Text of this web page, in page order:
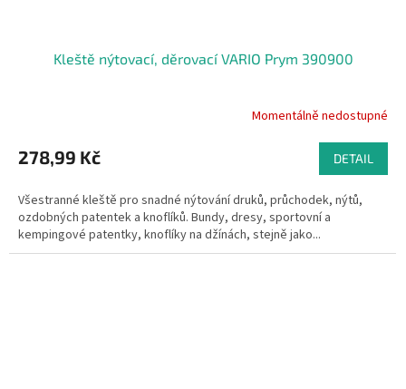
Kleště nýtovací, děrovací VARIO Prym 390900
Momentálně nedostupné
278,99 Kč DETAIL
Všestranné kleště pro snadné nýtování druků, průchodek, nýtů,
ozdobných patentek a knoflíků. Bundy, dresy, sportovní a
kempingové patentky, knoflíky na džínách, stejně jako...